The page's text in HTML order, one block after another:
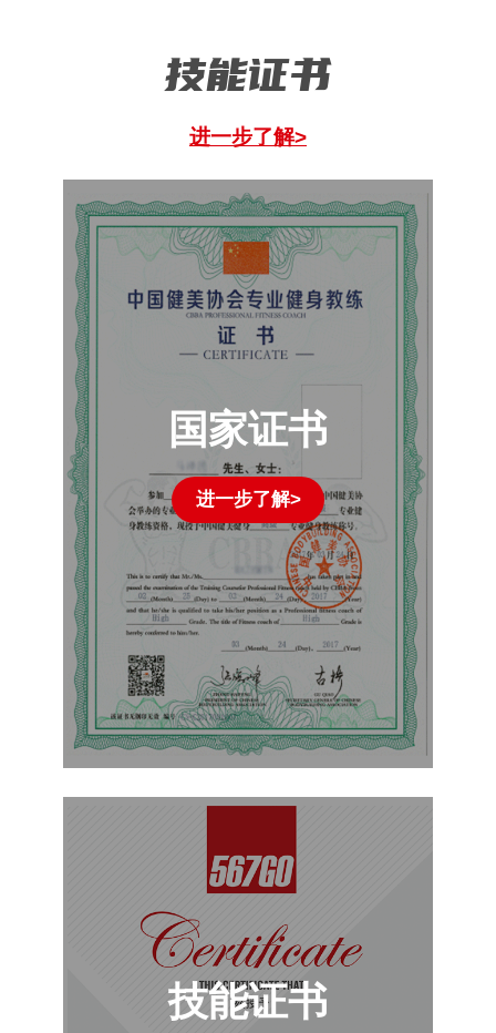
技能证书
进一步了解>
国家证书
进一步了解>
技能证书